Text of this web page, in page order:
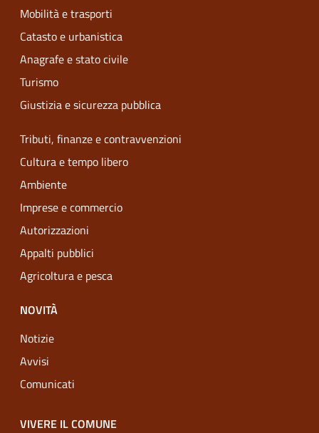
Mobilità e trasporti
Catasto e urbanistica
Anagrafe e stato civile
Turismo
Giustizia e sicurezza pubblica
Tributi, finanze e contravvenzioni
Cultura e tempo libero
Ambiente
Imprese e commercio
Autorizzazioni
Appalti pubblici
Agricoltura e pesca
NOVITÀ
Notizie
Avvisi
Comunicati
VIVERE IL COMUNE